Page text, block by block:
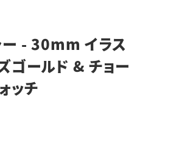
ー - 30mm イラス
ゴールド & チョー
ッチ